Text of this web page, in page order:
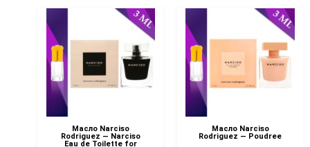
Масло Narciso
Rodriguez — Narciso
Eau de Toilette for
Масло Narciso
Rodriguez — Poudree